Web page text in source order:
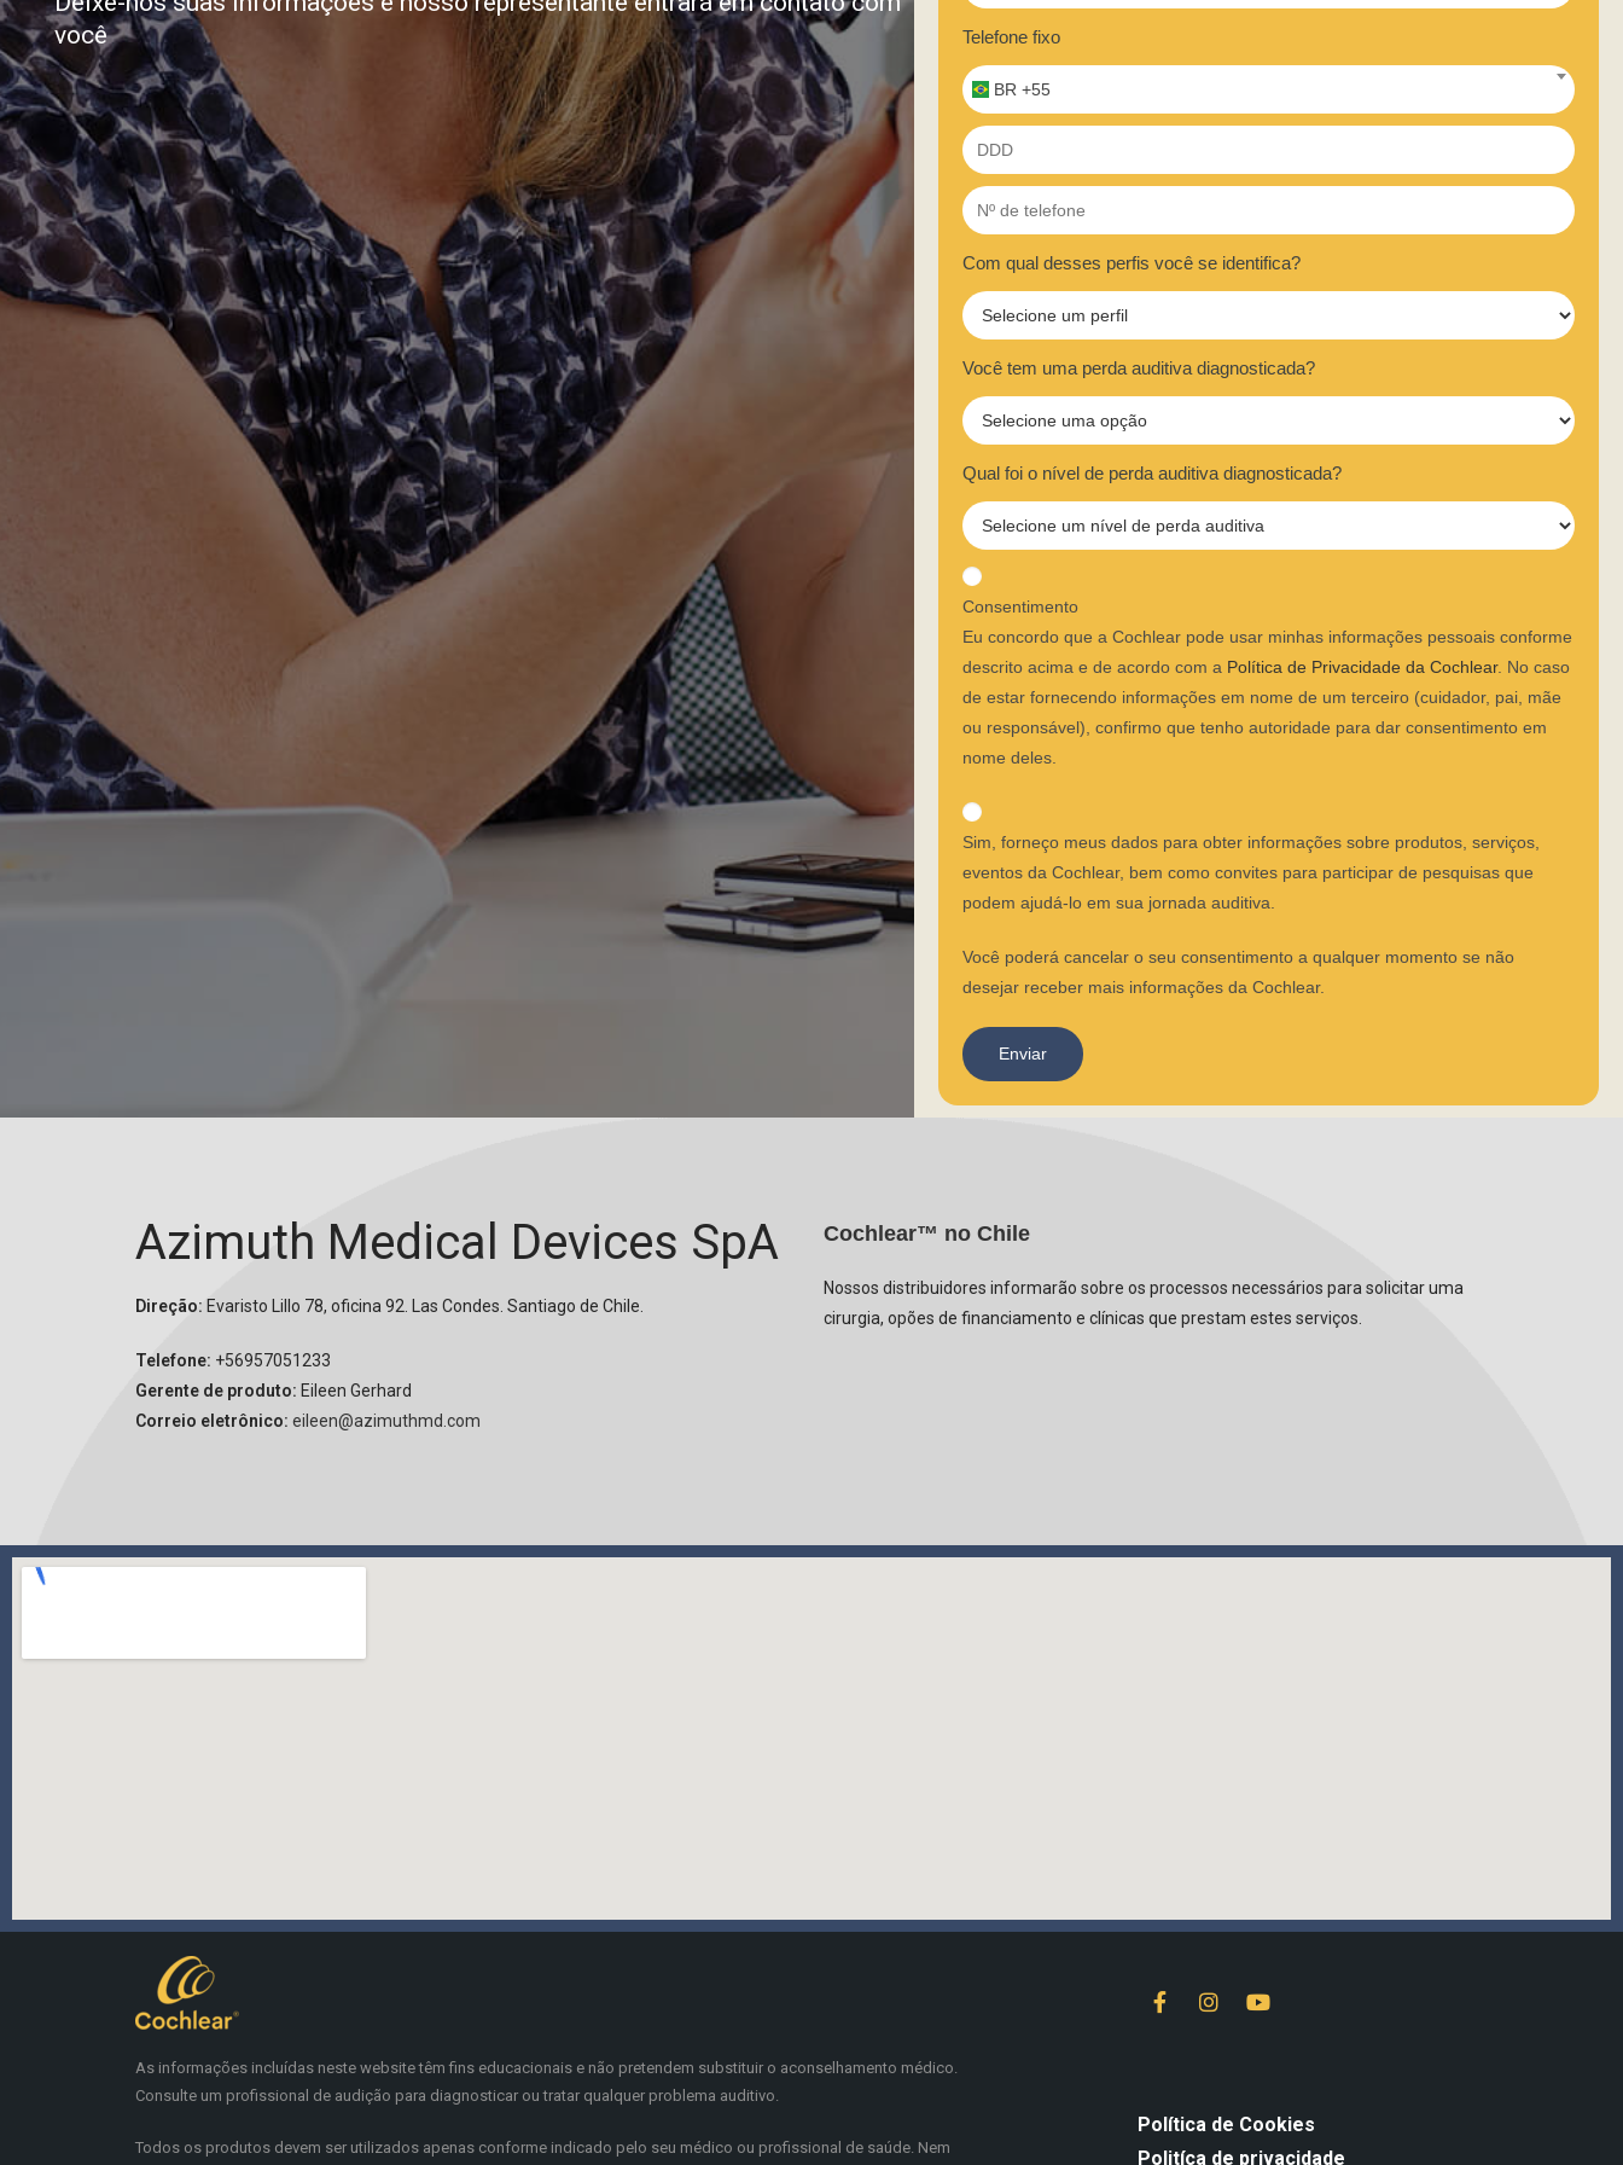
você
Telefone fixo
BR +55
Com qual desses perfis você se identifica?
Você tem uma perda auditiva diagnosticada?
Qual foi o nível de perda auditiva diagnosticada?
Consentimento
Eu concordo que a Cochlear pode usar minhas informações pessoais conforme
descrito acima e de acordo com a Política de Privacidade da Cochlear. No caso
de estar fornecendo informações em nome de um terceiro (cuidador, pai, mãe
ou responsável), confirmo que tenho autoridade para dar consentimento em
nome deles.
Sim, forneço meus dados para obter informações sobre produtos, serviços,
eventos da Cochlear, bem como convites para participar de pesquisas que
podem ajudá-lo em sua jornada auditiva.
Você poderá cancelar o seu consentimento a qualquer momento se não
desejar receber mais informações da Cochlear.
Enviar
Azimuth Medical Devices SpA
Direção: Evaristo Lillo 78, oficina 92. Las Condes. Santiago de Chile.
Telefone: +56957051233
Gerente de produto: Eileen Gerhard
Correio eletrônico: eileen@azimuthmd.com
Cochlear™ no Chile
Nossos distribuidores informarão sobre os processos necessários para solicitar uma
cirurgia, opões de financiamento e clínicas que prestam estes serviços.
As informações incluídas neste website têm fins educacionais e não pretendem substituir o aconselhamento médico.
Consulte um profissional de audição para diagnosticar ou tratar qualquer problema auditivo.
Todos os produtos devem ser utilizados apenas conforme indicado pelo seu médico ou profissional de saúde. Nem
Política de Cookies
Politíca de privacidade